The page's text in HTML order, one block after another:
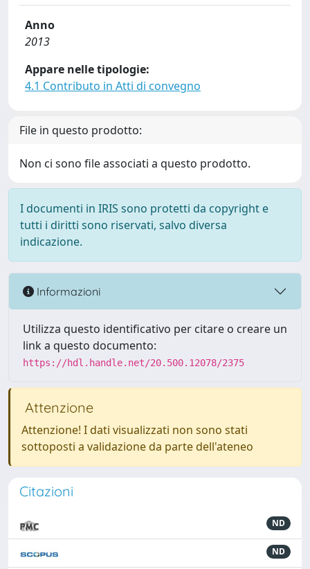
Anno
2013
Appare nelle tipologie:
4.1 Contributo in Atti di convegno
File in questo prodotto:
Non ci sono file associati a questo prodotto.
I documenti in IRIS sono protetti da copyright e
tutti i diritti sono riservati, salvo diversa
indicazione.
Informazioni
Utilizza questo identificativo per citare o creare un
link a questo documento:
https://hdl.handle.net/20.500.12078/2375
Attenzione
Attenzione! I dati visualizzati non sono stati
sottoposti a validazione da parte dell'ateneo
Citazioni
ND
ND